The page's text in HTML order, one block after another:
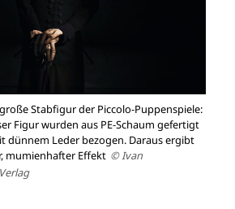
Stabfigur der Piccolo-Puppenspiele:
Figur wurden aus PE-Schaum gefertigt
dünnem Leder bezogen. Daraus ergibt
mumienhafter Effekt © Ivan